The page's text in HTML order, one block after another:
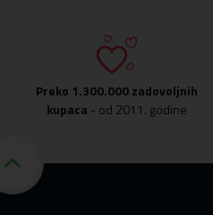
Preko 1.300.000 zadovoljnih
kupaca - od 2011. godine